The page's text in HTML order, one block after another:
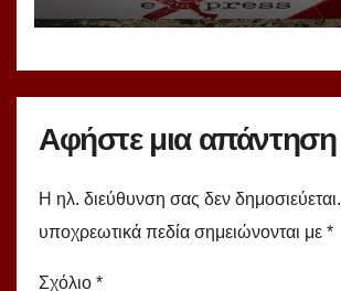
Αφήστε μια απάντηση
Η ηλ. διεύθυνση σας δεν δημοσιεύεται.
υποχρεωτικά πεδία σημειώνονται με *
Σχόλιο *